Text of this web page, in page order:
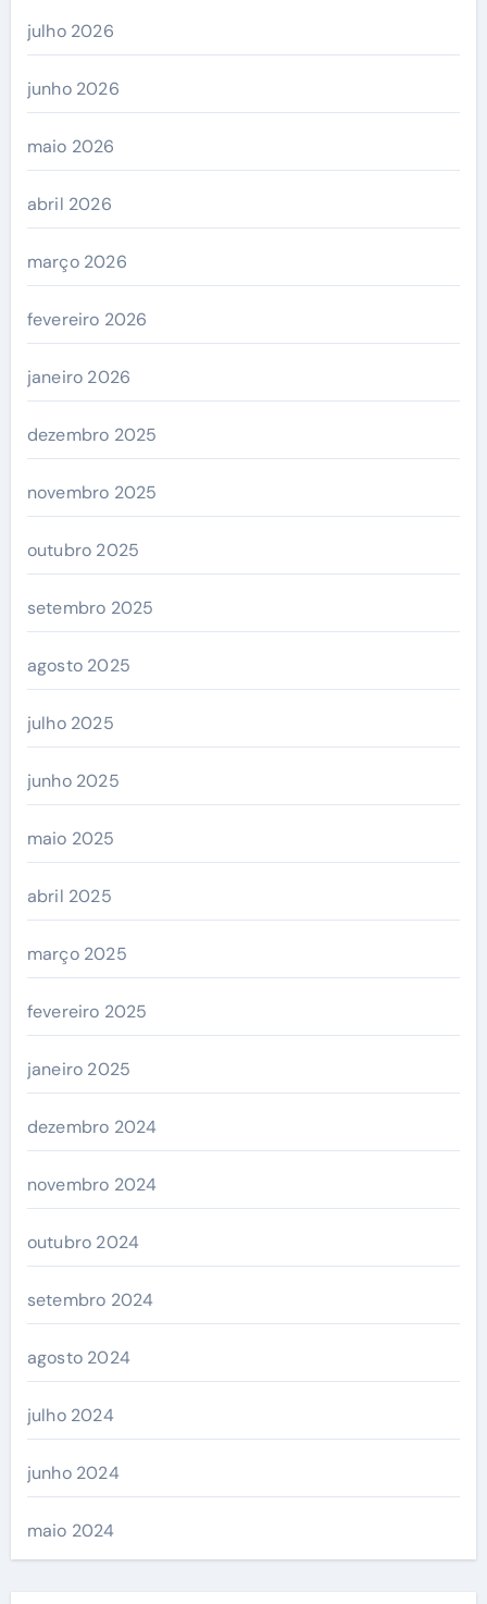
julho 2026
junho 2026
maio 2026
abril 2026
março 2026
fevereiro 2026
janeiro 2026
dezembro 2025
novembro 2025
outubro 2025
setembro 2025
agosto 2025
julho 2025
junho 2025
maio 2025
abril 2025
março 2025
fevereiro 2025
janeiro 2025
dezembro 2024
novembro 2024
outubro 2024
setembro 2024
agosto 2024
julho 2024
junho 2024
maio 2024